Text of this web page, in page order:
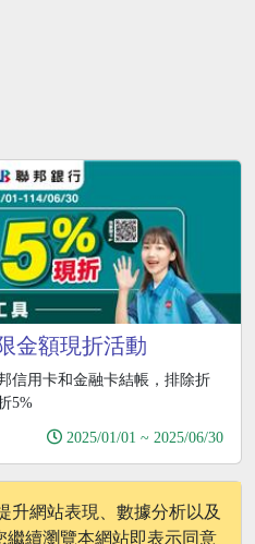
金額現折活動
信用卡和金融卡結帳，排除折
5%
2025/01/01 ~ 2025/06/30
4 5 6
升網站表現、數據分析以及
續瀏覽本網站即表示同意